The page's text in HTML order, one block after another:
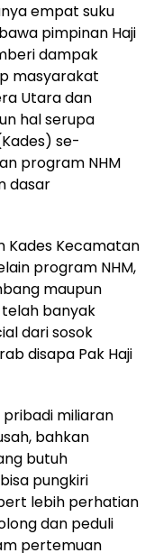
empat suku
pimpinan Haji
dampak
masyarakat
Utara dan
hal serupa
se-
program NHM
dasar
Kades Kecamatan
program NHM,
maupun
banyak
dari sosok
disapa Pak Haji
pribadi miliaran
bahkan
butuh
pungkiri
lebih perhatian
dan peduli
pertemuan